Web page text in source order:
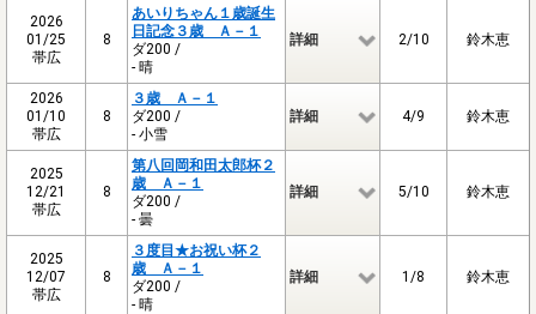
2026
01/25
帯広
8
あいりちゃん１歳誕生
日記念３歳 Ａ－１
ダ200 /
- 晴
詳細 2/10 鈴木恵
2026
01/10
帯広
8
３歳 Ａ－１
ダ200 /
- 小雪
詳細 4/9 鈴木恵
2025
12/21
帯広
8
第八回岡和田太郎杯２
歳 Ａ－１
ダ200 /
- 曇
詳細 5/10 鈴木恵
2025
12/07
帯広
8
３度目★お祝い杯２
歳 Ａ－１
ダ200 /
- 晴
詳細 1/8 鈴木恵